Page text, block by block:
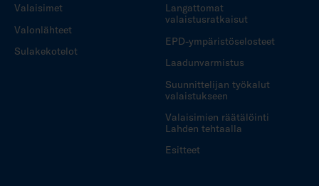
Valaisimet
Valonlähteet
Sulakekotelot
Langattomat
valaistusratkaisut
EPD-ympäristöselosteet
Laadunvarmistus
Suunnittelijan työkalut
valaistukseen
Valaisimien räätälöinti
Lahden tehtaalla
Esitteet